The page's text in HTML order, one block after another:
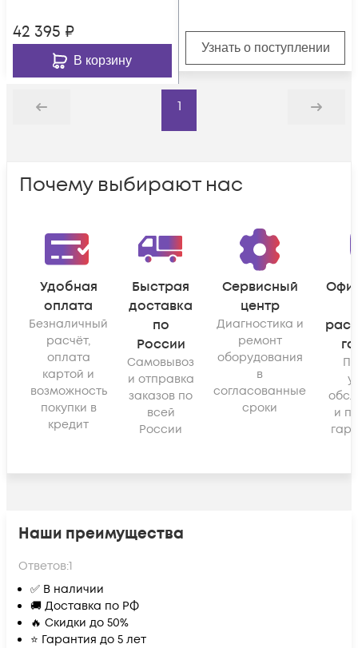
DC12V/РоЕ IEEE
802.3at, моториз.
объек
42 395 ₽
В корзину
Узнать о поступлении
Назад
1
Дальше
Почему выбирают нас
Удобная
оплата
Безналичный
расчёт,
оплата
картой и
возможность
покупки в
кредит
Быстрая
доставка
по
России
Самовывоз
и отправка
заказов по
всей
России
Сервисный
центр
Диагностика и
ремонт
оборудования
в
согласованные
сроки
и
Наши преимущества
Ответов:1
✅ В наличии
🚚 Доставка по РФ
🔥 Скидки до 50%
⭐ Гарантия до 5 лет